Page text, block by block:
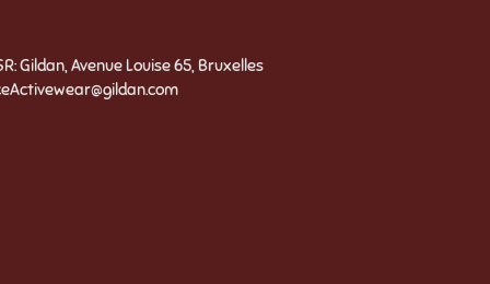
Gildan, Avenue Louise 65, Bruxelles